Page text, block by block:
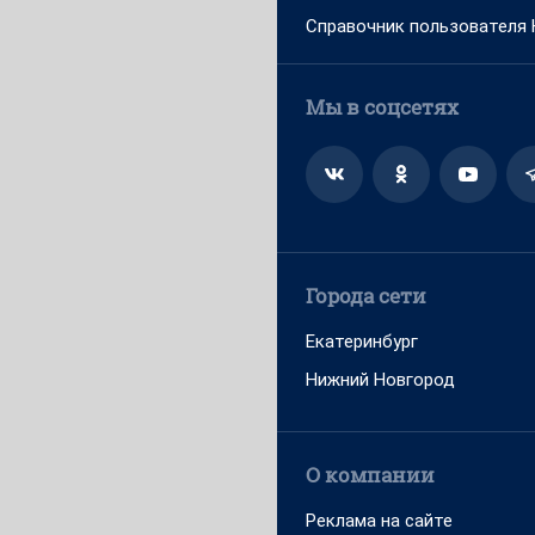
Справочник пользователя
Мы в соцсетях
Города сети
Екатеринбург
Нижний Новгород
О компании
Реклама на сайте